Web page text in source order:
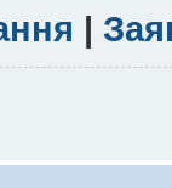
|